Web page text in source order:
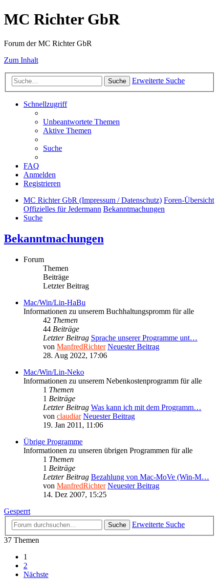
MC Richter GbR
Forum der MC Richter GbR
Zum Inhalt
Suche Erweiterte Suche
Schnellzugriff
Unbeantwortete Themen
Aktive Themen
Suche
FAQ
Anmelden
Registrieren
MC Richter GbR (Impressum / Datenschutz) Foren-Übersicht
Offizielles für Jedermann Bekanntmachungen
Suche
Bekanntmachungen
Forum
Themen
Beiträge
Letzter Beitrag
Mac/Win/Lin-HaBu
Informationen zu unserem Buchhaltungspromm für alle
42 Themen
44 Beiträge
Letzter Beitrag Sprache unserer Programme unt…
von ManfredRichter Neuester Beitrag
28. Aug 2022, 17:06
Mac/Win/Lin-Neko
Informationen zu unserem Nebenkostenprogramm für alle
1 Themen
1 Beiträge
Letzter Beitrag Was kann ich mit dem Programm…
von claudiar Neuester Beitrag
19. Jan 2011, 11:06
Übrige Programme
Informationen zu unseren übrigen Programmen für alle
1 Themen
1 Beiträge
Letzter Beitrag Bezahlung von Mac-MoVe (Win-M…
von ManfredRichter Neuester Beitrag
14. Dez 2007, 15:25
Gesperrt
Suche
Erweiterte Suche
37 Themen
1
2
Nächste